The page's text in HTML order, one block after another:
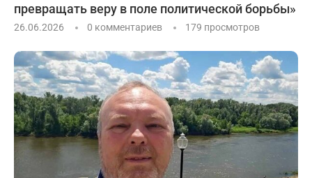
превращать веру в поле политической борьбы»
26.06.2026 0 комментариев 179 просмотров